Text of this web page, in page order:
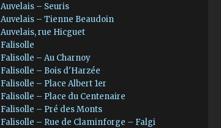
Auvelais – Seuris
Auvelais – Tienne Beaudoin
Auvelais, rue Hicguet
Falisolle
Falisolle – Au Charnoy
Falisolle – Bois d'Harzée
Falisolle – Place Albert 1er
Falisolle – Place du Centenaire
Falisolle – Pré des Monts
Falisolle – Rue de Claminforge – Falgi